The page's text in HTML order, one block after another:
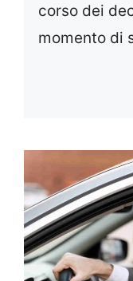
corso dei
momento di